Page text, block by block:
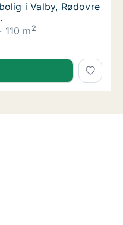
i Valby, Rødovre
i Valby, Rødovre
110 m2
i Valby, Rødovre
Rødovre eller